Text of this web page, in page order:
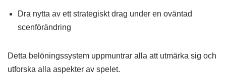
Dra nytta av ett strategiskt drag under en oväntad
scenförändring
Detta belöningssystem uppmuntrar alla att utmärka sig och
utforska alla aspekter av spelet.